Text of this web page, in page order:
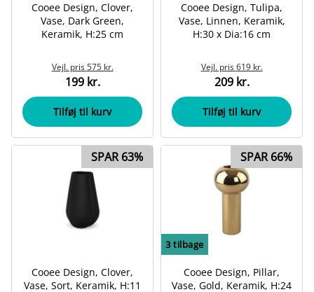
Cooee Design, Clover,
Vase, Dark Green,
Keramik, H:25 cm
Vejl. pris575 kr.
199 kr.
Tilføj til kurv
Cooee Design, Tulipa,
Vase, Linnen, Keramik,
H:30 x Dia:16 cm
Vejl. pris619 kr.
209 kr.
Tilføj til kurv
SPAR 63%
Cooee Design, Clover,
Vase, Sort, Keramik, H:11
3tilbage
SPAR 66%
Cooee Design, Pillar,
Vase, Gold, Keramik, H:24